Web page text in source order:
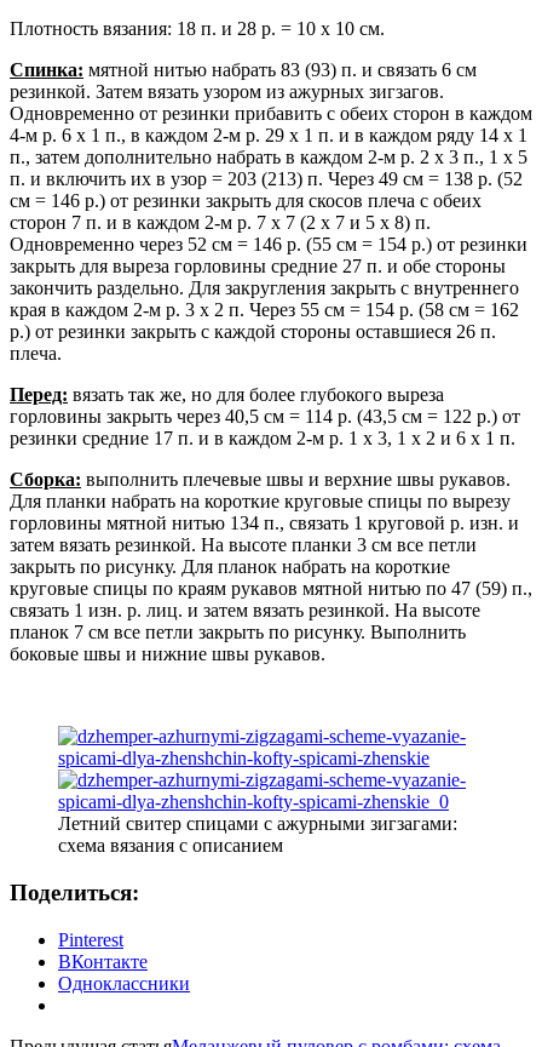
Плотность вязания: 18 п. и 28 р. = 10 х 10 см.
Спинка: мятной нитью набрать 83 (93) п. и связать 6 см
резинкой. Затем вязать узором из ажурных зигзагов.
Одновременно от резинки прибавить с обеих сторон в каждом
4-м р. 6 х 1 п., в каждом 2-м р. 29 х 1 п. и в каждом ряду 14 х 1
п., затем дополнительно набрать в каждом 2-м р. 2 х 3 п., 1 х 5
п. и включить их в узор = 203 (213) п. Через 49 см = 138 р. (52
см = 146 р.) от резинки закрыть для скосов плеча с обеих
сторон 7 п. и в каждом 2-м р. 7 х 7 (2 х 7 и 5 х 8) п.
Одновременно через 52 см = 146 р. (55 см = 154 р.) от резинки
закрыть для выреза горловины средние 27 п. и обе стороны
закончить раздельно. Для закругления закрыть с внутреннего
края в каждом 2-м р. 3 х 2 п. Через 55 см = 154 р. (58 см = 162
р.) от резинки закрыть с каждой стороны оставшиеся 26 п.
плеча.
Перед: вязать так же, но для более глубокого выреза
горловины закрыть через 40,5 см = 114 р. (43,5 см = 122 р.) от
резинки средние 17 п. и в каждом 2-м р. 1 х 3, 1 х 2 и 6 х 1 п.
Сборка: выполнить плечевые швы и верхние швы рукавов.
Для планки набрать на короткие круговые спицы по вырезу
горловины мятной нитью 134 п., связать 1 круговой р. изн. и
затем вязать резинкой. На высоте планки 3 см все петли
закрыть по рисунку. Для планок набрать на короткие
круговые спицы по краям рукавов мятной нитью по 47 (59) п.,
связать 1 изн. р. лиц. и затем вязать резинкой. На высоте
планок 7 см все петли закрыть по рисунку. Выполнить
боковые швы и нижние швы рукавов.
Летний свитер спицами с ажурными зигзагами:
схема вязания с описанием
Поделиться:
Pinterest
ВКонтакте
Одноклассники